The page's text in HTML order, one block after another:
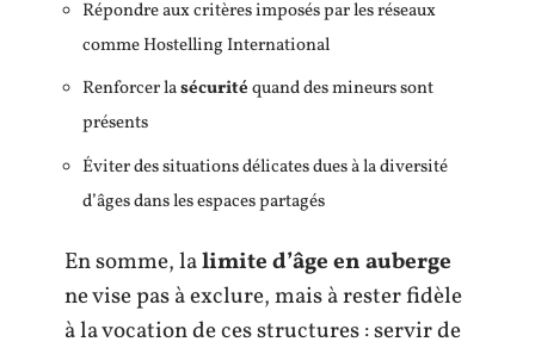
Répondre aux critères imposés par les réseaux
comme Hostelling International
Renforcer lasécuritéquand des mineurs sont
présents
Éviter des situations délicates dues à la diversité
d’âges dans les espaces partagés
En somme, lalimite d’âge en auberge
ne vise pas à exclure, mais à rester fidèle
à la vocation de ces structures : servir de